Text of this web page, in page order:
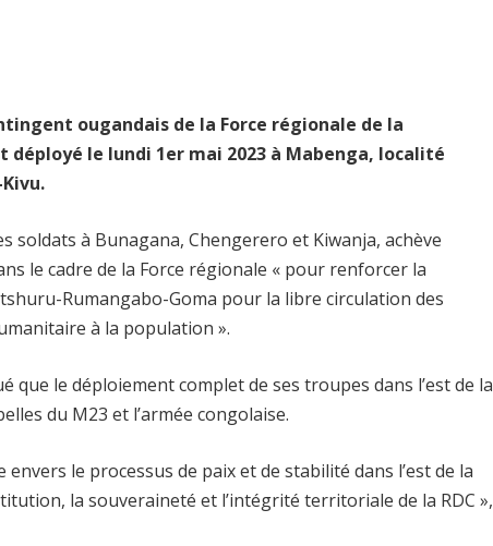
ougandais de la Force régionale de la
déployé le lundi 1er mai 2023 à Mabenga, localité
soldats à Bunagana, Chengerero et Kiwanja, achève
le cadre de la Force régionale « pour renforcer la
Rumangabo-Goma pour la libre circulation des
à la population ».
que le déploiement complet de ses troupes dans l’est de la
du M23 et l’armée congolaise.
envers le processus de paix et de stabilité dans l’est de la
la souveraineté et l’intégrité territoriale de la RDC »,